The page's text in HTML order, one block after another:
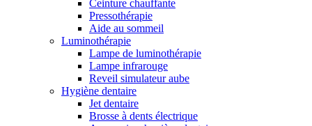
Ceinture chauffante
Pressothérapie
Aide au sommeil
Luminothérapie
Lampe de luminothérapie
Lampe infrarouge
Reveil simulateur aube
Hygiène dentaire
Jet dentaire
Brosse à dents électrique